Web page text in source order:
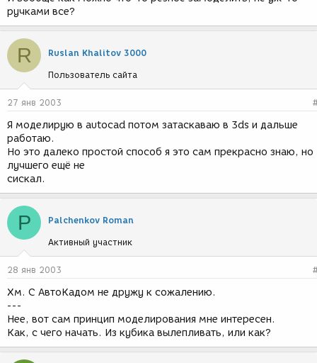
ручками все?
R Ruslan Khalitov 3000
Пользователь сайта
27 янв 2003
Я моделирую в аutocad потом затаскаваю в 3ds и дальше
работаю.
Но это далеко простой способ я это сам прекрасно знаю, но
лучшего ещё не
сискал.
P Palchenkov Roman
Активный участник
28 янв 2003
Хм. С АвтоКадом не дружу к сожалению.
---
Нее, вот сам принцип моделирования мне интересен.
Как, с чего начать. Из кубика вылепливать, или как?